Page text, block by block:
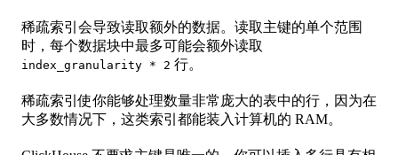
稀疏索引会导致读取额外的数据。读取主键的单个范围
时，每个数据块中最多可能会额外读取
index_granularity * 2 行。
稀疏索引使你能够处理数量非常庞大的表中的行，因为在
大多数情况下，这类索引都能装入计算机的 RAM。